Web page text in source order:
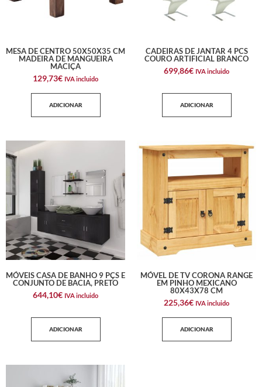
MESA DE CENTRO 50X50X35 CM
MADEIRA DE MANGUEIRA
MACIÇA
129,73€ IVA incluido
ADICIONAR
CADEIRAS DE JANTAR 4 PCS
COURO ARTIFICIAL BRANCO
699,86€ IVA incluido
ADICIONAR
MÓVEIS CASA DE BANHO 9 PÇS E
CONJUNTO DE BACIA, PRETO
644,10€ IVA incluido
ADICIONAR
MÓVEL DE TV CORONA RANGE
EM PINHO MEXICANO
80X43X78 CM
225,36€ IVA incluido
ADICIONAR